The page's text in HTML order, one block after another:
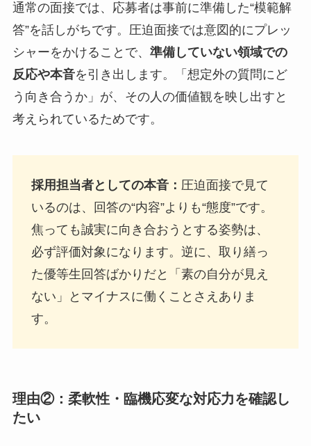
通常の面接では、応募者は事前に準備した“模範解
答”を話しがちです。圧迫面接では意図的にプレッ
シャーをかけることで、 準備していない領域での
反応や本音を引き出します。「想定外の質問にど
う向き合うか」が、その人の価値観を映し出すと
考えられているためです。
採用担当者としての本音： 圧迫面接で見て
いるのは、回答の“内容”よりも“態度”です。
焦っても誠実に向き合おうとする姿勢は、
必ず評価対象になります。逆に、取り繕っ
た優等生回答ばかりだと「素の自分が見え
ない」とマイナスに働くことさえありま
す。
理由②：柔軟性・臨機応変な対応力を確認し
たい